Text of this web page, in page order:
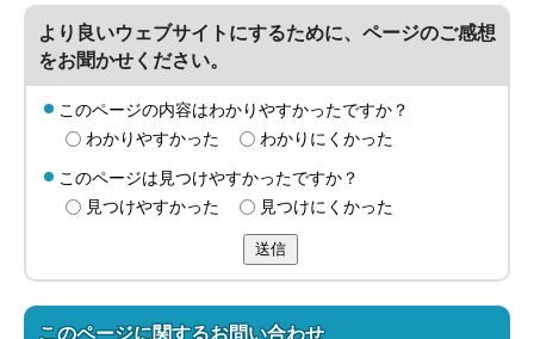
より良いウェブサイトにするために、ページのご感想
をお聞かせください。
このページの内容はわかりやすかったですか？
わかりやすかった
わかりにくかった
このページは見つけやすかったですか？
見つけやすかった
見つけにくかった
送信
このページに関するお問い合わせ